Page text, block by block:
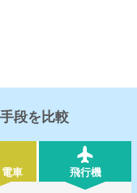
段を比較
車 飛行機